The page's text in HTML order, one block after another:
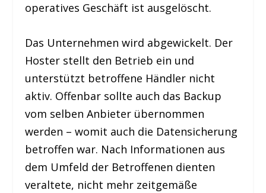
operatives Geschäft ist ausgelöscht.
Das Unternehmen wird abgewickelt. Der
Hoster stellt den Betrieb ein und
unterstützt betroffene Händler nicht
aktiv. Offenbar sollte auch das Backup
vom selben Anbieter übernommen
werden – womit auch die Datensicherung
betroffen war. Nach Informationen aus
dem Umfeld der Betroffenen dienten
veraltete, nicht mehr zeitgemäße